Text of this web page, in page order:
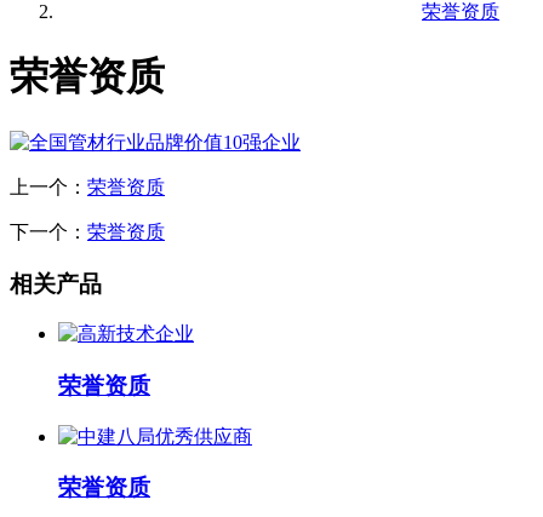
荣誉资质
荣誉资质
上一个： 荣誉资质
下一个： 荣誉资质
相关产品
荣誉资质
荣誉资质